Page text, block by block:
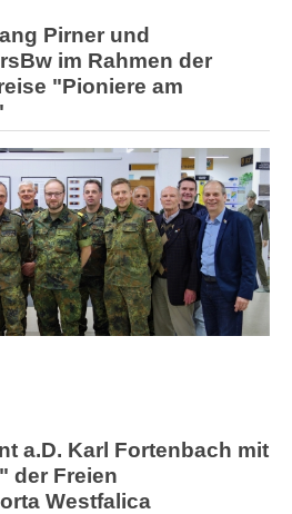
Pirner und
im Rahmen der
"Pioniere am
a.D. Karl Fortenbach mit
der Freien
Westfalica